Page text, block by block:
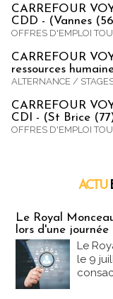
CARREFOUR
CDD - (Vannes
OFFRES D'EMPLOI
CARREFOUR
ressources
ALTERNANCE /
CARREFOUR
CDI - (St Brice
OFFRES D'EMPLOI
ACTU
Le Royal
lors d'une
Le
le 9